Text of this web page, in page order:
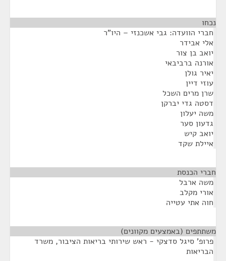
נכחו
חברי הוועדה: גבי אשכנזי – היו"ר
אלי אבידר
יואב בן צור
אורנה ברביבאי
יאיר גולן
עוזי דיין
שרן מרים השכל
דסטה גדי יברקן
משה יעלון
גדעון סער
יואב קיש
איילת שקד
חברי הכנסת
משה ארבל
אורי מקלב
חוה אתי עטייה
משתתפים (באמצעים מקוונים)
פרופ' סיגל סדצקי - ראש שירותי בריאות הציבור, משרד
הבריאות